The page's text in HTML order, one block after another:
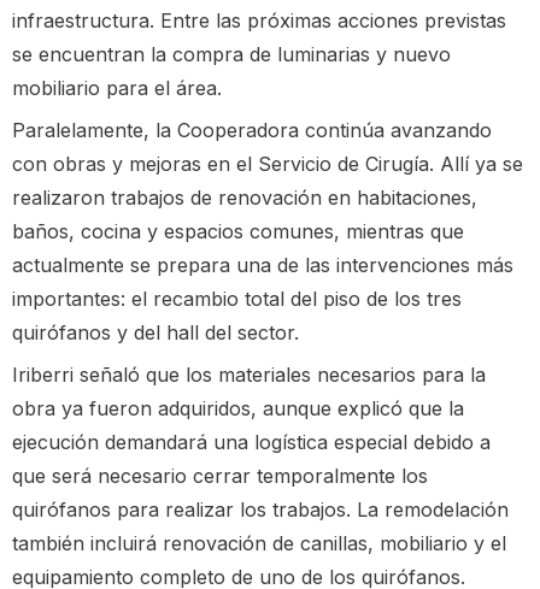
infraestructura. Entre las próximas acciones previstas
se encuentran la compra de luminarias y nuevo
mobiliario para el área.
Paralelamente, la Cooperadora continúa avanzando
con obras y mejoras en el Servicio de Cirugía. Allí ya se
realizaron trabajos de renovación en habitaciones,
baños, cocina y espacios comunes, mientras que
actualmente se prepara una de las intervenciones más
importantes: el recambio total del piso de los tres
quirófanos y del hall del sector.
Iriberri señaló que los materiales necesarios para la
obra ya fueron adquiridos, aunque explicó que la
ejecución demandará una logística especial debido a
que será necesario cerrar temporalmente los
quirófanos para realizar los trabajos. La remodelación
también incluirá renovación de canillas, mobiliario y el
equipamiento completo de uno de los quirófanos.